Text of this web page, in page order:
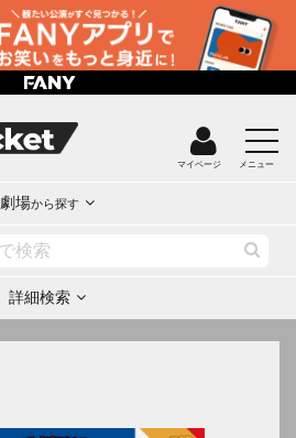
マイページ メニュー
劇場から探す
詳細検索